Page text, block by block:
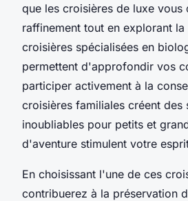
que les croisières de luxe
raffinement tout en explorant la
croisières spécialisées en
permettent d'approfondir vos
participer activement à la
croisières familiales créent des
inoubliables pour petits et
d'aventure stimulent votre
En choisissant l'une de ces
contribuerez à la préservation